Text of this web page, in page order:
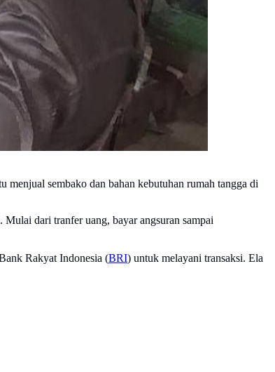
sembako dan bahan kebutuhan rumah tangga di
dari tranfer uang, bayar angsuran sampai
Rakyat Indonesia (BRI) untuk melayani transaksi. Ela